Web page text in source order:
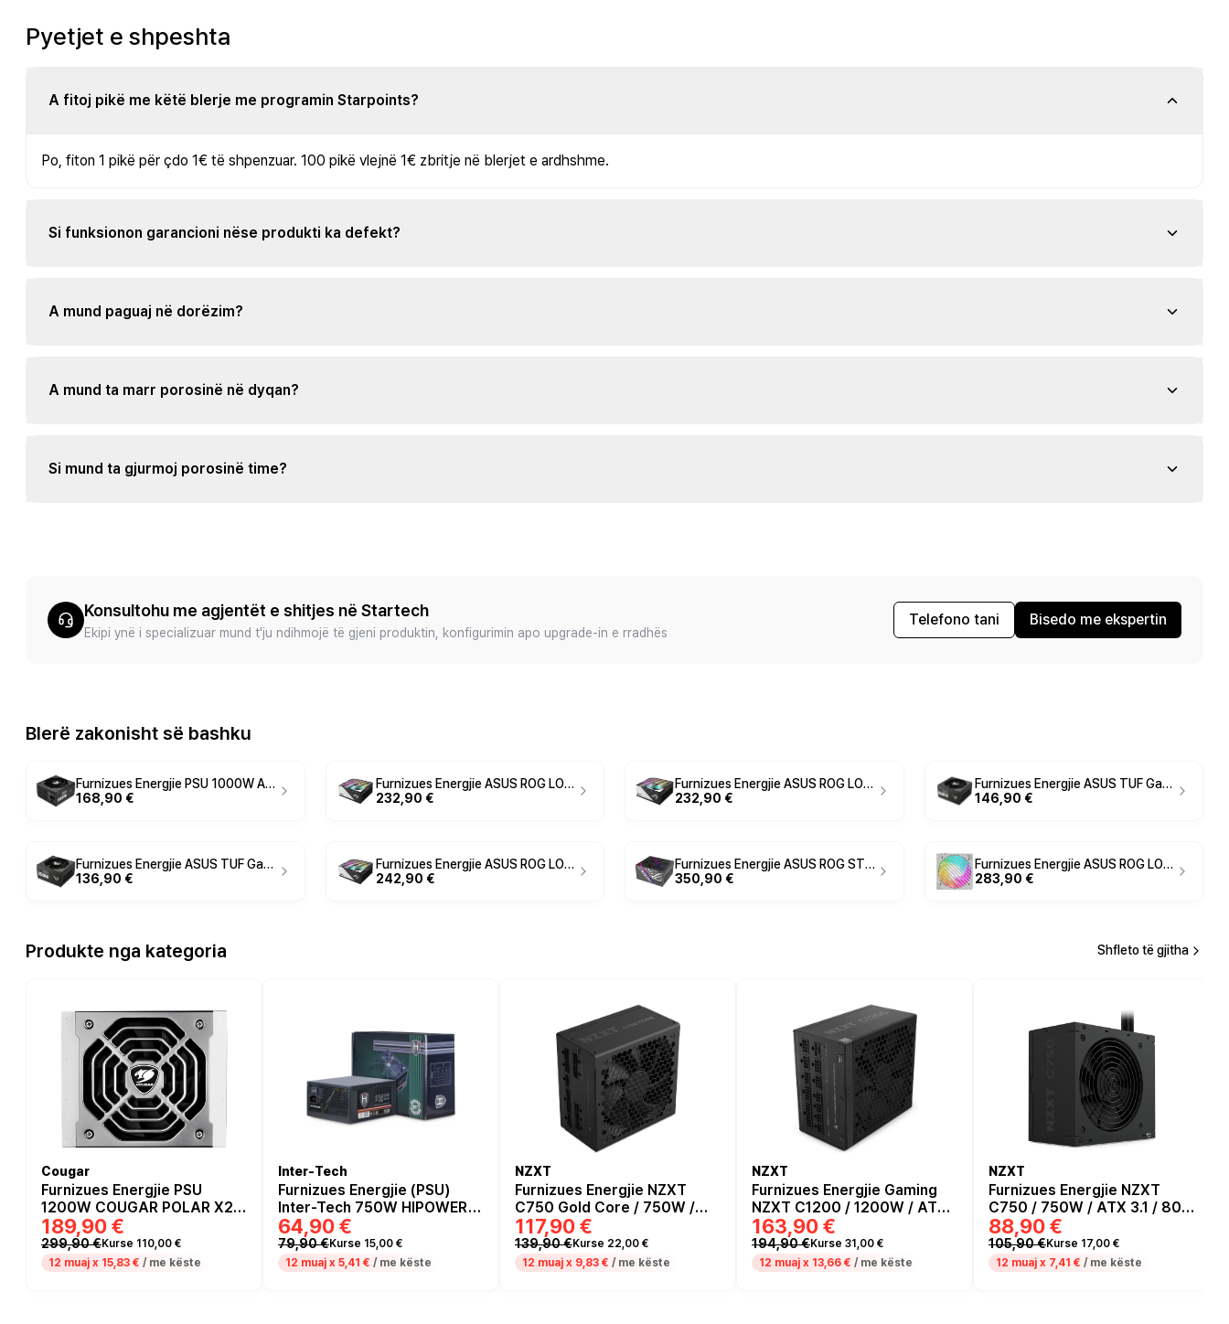
Pyetjet e shpeshta
A fitoj pikë me këtë blerje me programin Starpoints?
Po, fiton 1 pikë për çdo 1€ të shpenzuar. 100 pikë vlejnë 1€ zbritje në blerjet e ardhshme.
Si funksionon garancioni nëse produkti ka defekt?
A mund paguaj në dorëzim?
A mund ta marr porosinë në dyqan?
Si mund ta gjurmoj porosinë time?
Konsultohu me agjentët e shitjes në Startech
Ekipi ynë i specializuar mund t'ju ndihmojë të gjeni produktin, konfigurimin apo upgrade-in e rradhës
Telefono tani Bisedo me ekspertin
Blerë zakonisht së bashku
Furnizues Energjie PSU 1000W ASUS TUF Gaming-ATX12V | 80+ Gold
168,90 €
Furnizues Energjie ASUS ROG LOKI SFX‑L / 750W / 80 PLUS Platinum / SFX‑L - Zezë / Argjend
232,90 €
Furnizues Energjie ASUS ROG LOKI SFX‑L / 850W / 80 PLUS Platinum / SFX‑L - Zezë / Argjend
232,90 €
Furnizues Energjie ASUS TUF Gaming / 850W / 80 PLUS Gold / ATX 3.1 - Zezë
146,90 €
Furnizues Energjie ASUS TUF Gaming / 750W / 80 PLUS Gold / ATX 3.1 - Zezë
136,90 €
Furnizues Energjie ASUS ROG LOKI SFX‑L / 1000W / 80 PLUS Platinum / SFX‑L - Zezë / Argjend
242,90 €
Furnizues Energjie ASUS ROG STRIX‑1200P‑G / 1200W / 80 PLUS Platinum / ATX 3.1 - Zezë
350,90 €
Furnizues Energjie ASUS ROG LOKI SFX‑L White / 850W / 80 PLUS Platinum / SFX‑L - Bardhë
283,90 €
Produkte nga kategoria Shfleto të gjitha
Cougar
Furnizues Energjie PSU
1200W COUGAR POLAR X2 /
1200W / ATX 3.1 Power
Supply / 80 Plus Platinum /
Modular
189,90 €
299,90 €Kurse 110,00 €
12 muaj x 15,83 € / me këste
Inter-Tech
Furnizues Energjie (PSU)
Inter-Tech 750W HIPOWER
SP-750 - e zezë
64,90 €
79,90 €Kurse 15,00 €
12 muaj x 5,41 € / me këste
NZXT
Furnizues Energjie NZXT
C750 Gold Core / 750W /
ATX 3.1 / PCIe 5.1 / 80 PLUS
Gold
117,90 €
139,90 €Kurse 22,00 €
12 muaj x 9,83 € / me këste
NZXT
Furnizues Energjie Gaming
NZXT C1200 / 1200W / ATX
3.1 / PCIe 5.0 / 80 PLUS Gold
163,90 €
194,90 €Kurse 31,00 €
12 muaj x 13,66 € / me këste
NZXT
Furnizues Energjie NZXT
C750 / 750W / ATX 3.1 / 80
PLUS Bronze
88,90 €
105,90 €Kurse 17,00 €
12 muaj x 7,41 € / me këste